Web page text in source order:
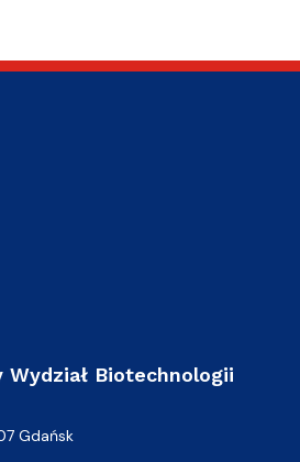
Wydział Biotechnologii
Gdańsk